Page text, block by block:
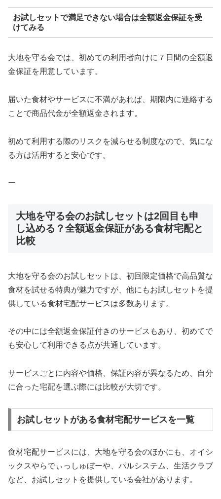
お試しセットで満足できない場合は全額返金保証を受
けてみる
大地を守る会では、初めての利用者向けに７日間の全額返
金保証を用意しています。
届いた食材やサービスに不満があれば、期限内に連絡する
ことで商品代金が全額返金されます。
初めて利用する際のリスクを減らせる制度なので、気にな
る方は活用すると安心です。
ー
大地を守る会のお試しセットは2回目も申
し込める？全額返金保証がある食材宅配と
比較
大地を守る会のお試しセットは、初回限定価格で高品質な
食材を試せる特典が魅力ですが、他にもお試しセットを提
供している食材宅配サービスは多数あります。
その中には全額返金保証付きのサービスもあり、初めてで
も安心して利用できる点が共通しています。
サービスごとに内容や価格、保証内容が異なるため、自分
に合った宅配を選ぶ際には比較が大切です。
お試しセットがある食材宅配サービスを一覧
食材宅配サービスには、大地を守る会のほかにも、オイシ
ックスやらでぃっしゅぼーや、パルシステム、生活クラブ
など、お試しセットを提供している会社があります。